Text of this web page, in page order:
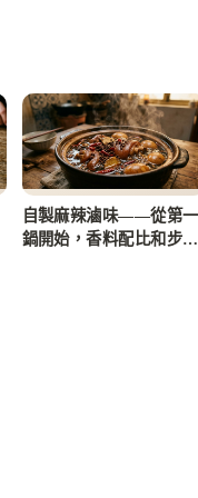
自製麻辣滷味——從第一
鍋開始，香料配比和步驟